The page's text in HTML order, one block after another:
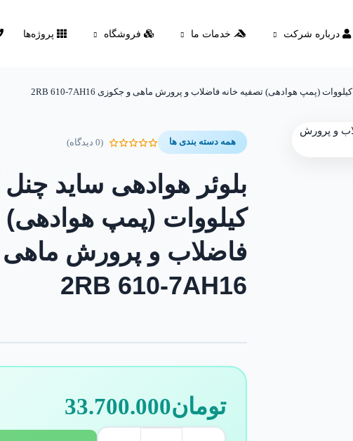
درباره شرکت خدمات ما فروشگاه پروژه‌ها
همه دسته بندی ها (0 دیدگاه)
کیلووات (پمپ هوادهی)
فاضلاب و پرورش
2RB 610-7AH16
تومان33.700.000